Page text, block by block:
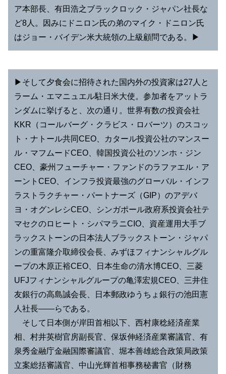
ア本部長、有田浩之ブラックロック・ジャパン社長な
ど8人。因みにドニロン氏の弟のマイク・ドニロン氏
はジョー・バイデン米大統領の上級顧問である。▶︎
▶︎そして夕食会に招待された国内外の投資家は27人と
ラーム・エマニュエル駐日米大使。参加者をアットラ
ンダムに挙げると、次の通り。世界有数の投資会社
KKR（コールバーグ・クラビス・ロバーツ）のスコッ
ト・ナトール共同CEO、カタール投資公社のマンスー
ル・マフムードCEO、韓国投資公社のソンホ・ジン
CEO、豪州フューチャー・ファンドのラファエル・ア
ーントCEO、インフラ投資最強のグローバル・インフ
ラストラクチャー・パートナーズ（GIP）のアデバ
ヨ・オグンレシCEO、シンガポール政府系投資会社テ
マセクのロヒート・シパマラニCIO、資産運用大手ブ
ラックストーンの日本法人ブラックストーン・ジャパ
ンの重富隆介取締役会長、みずほフィナンシャルグル
ープの木原正裕CEO、日本生命の清水博CEO、三菱
UFJフィナンシャルグループの亀澤宏規CEO、三井住
友銀行の高島誠会長、日本郵政ゆうちょ銀行の池田憲
人社長――らである。
そして日本側が岸田首相以下、西村康稔経済産業
相、村井英樹官房副長官、保坂伸経済産業審議官、有
泉秀金融庁金融国際審議官、堀本善雄総合政策局政策
立案総括審議官、中山光輝首相事務秘書官（財務